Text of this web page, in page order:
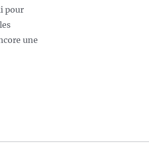
pour
une